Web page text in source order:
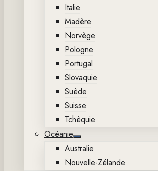
Italie
Madère
Norvège
Pologne
Portugal
Slovaquie
Suède
Suisse
Tchèquie
Océanie
Show
sub
menu
Australie
Nouvelle-Zélande